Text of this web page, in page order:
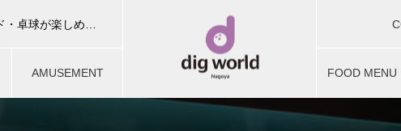
AMUSEMENT
FOOD MENU